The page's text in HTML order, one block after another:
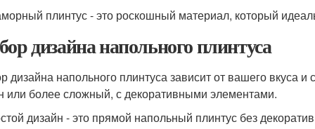
плинтус - это роскошный материал, который
дизайна напольного плинтуса
дизайна напольного плинтуса зависит от вашего вкуса
или более сложный, с декоративными элементами.
дизайн - это прямой напольный плинтус без